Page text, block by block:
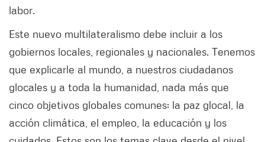
labor.
Este nuevo multilateralismo debe incluir a los
gobiernos locales, regionales y nacionales. Tenemos
que explicarle al mundo, a nuestros ciudadanos
glocales y a toda la humanidad, nada más que
cinco objetivos globales comunes: la paz glocal, la
acción climática, el empleo, la educación y los